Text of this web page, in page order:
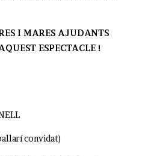
I MARES AJUDANTS
ESPECTACLE !
convidat)